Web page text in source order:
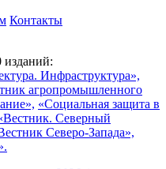
Контакты
Инфраструктура»,
агропромышленного
«Социальная защита в
Северный
Северо-Запада»,